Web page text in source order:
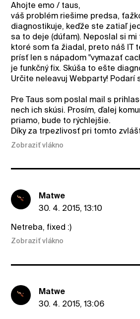
Ahojte emo / taus,
váš problém riešime predsa,
diagnostikuje, keďže ste zatiaľ
sa to deje (dúfam). Neposlal si
ktoré som ťa žiadal, preto náš IT
prísť len s nápadom "vymazať
je funkčný fix. Skúša to ešte
Určite neleavuj Webparty! Podarí
Pre Taus som poslal mail s
nech ich skúsi. Prosím, ďalej
priamo, bude to rýchlejšie.
Díky za trpezlivosť pri tomto
Zobraziť vlákno
Matwe
30. 4. 2015, 13:10
Netreba, fixed :)
Zobraziť vlákno
Matwe
30. 4. 2015, 13:06